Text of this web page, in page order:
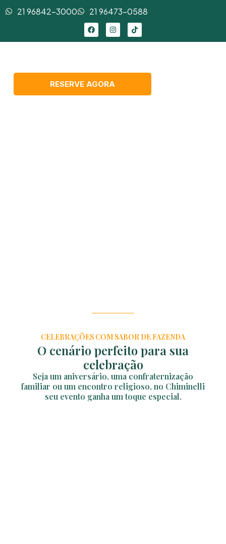
21 96842-3000 21 96473-0588
RESERVE AGORA
CELEBRAÇÕES COM SABOR DE FAZENDA
O cenário perfeito para sua
celebração
Seja um aniversário, uma confraternização
familiar ou um encontro religioso, no Chiminelli
seu evento ganha um toque especial.